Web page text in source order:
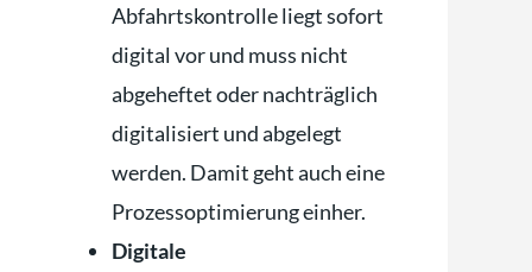
Abfahrtskontrolle liegt sofort
digital vor und muss nicht
abgeheftet oder nachträglich
digitalisiert und abgelegt
werden. Damit geht auch eine
Prozessoptimierung einher.
Digitale